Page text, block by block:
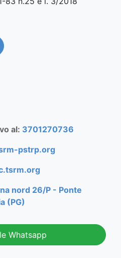
al: 3701270736
pstrp.org
nord 26/P - Ponte
(PG)
Whatsapp